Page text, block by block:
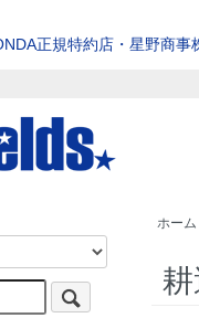
正規特約店・星野商
ホーム